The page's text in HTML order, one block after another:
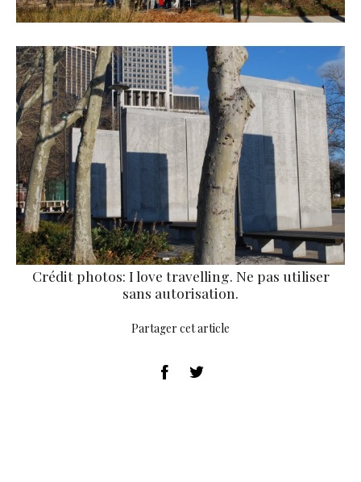
Crédit photos: I love travelling. Ne pas utiliser
sans autorisation.
Partager cet article